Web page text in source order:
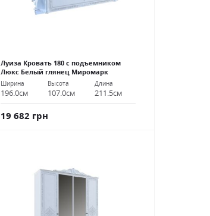
Луиза Кровать 180 с подъемником
Люкс Белый глянец Миромарк
Ширина
196.0см
Высота
107.0см
Длина
211.5см
19 682 грн